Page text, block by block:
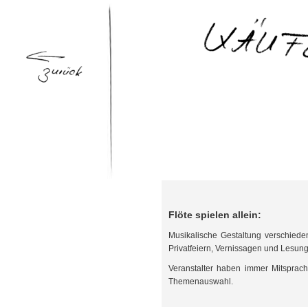
Flöte spielen allein:
Musikalische Gestaltung
Privatfeiern, Vernissagen und
Veranstalter haben immer
Themenauswahl.